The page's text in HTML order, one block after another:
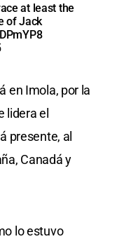
at least the
of Jack
en Imola, por la
lidera el
presente, al
Canadá y
lo estuvo